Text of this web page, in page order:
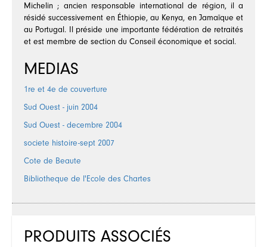
Michelin ; ancien responsable international de région, il a
résidé successivement en Éthiopie, au Kenya, en Jamaïque et
au Portugal. Il préside une importante fédération de retraités
et est membre de section du Conseil économique et social.
MEDIAS
1re et 4e de couverture
Sud Ouest - juin 2004
Sud Ouest - decembre 2004
societe histoire-sept 2007
Cote de Beaute
Bibliotheque de l'Ecole des Chartes
PRODUITS ASSOCIÉS